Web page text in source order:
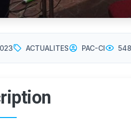
ACTUALITES PAC-CI